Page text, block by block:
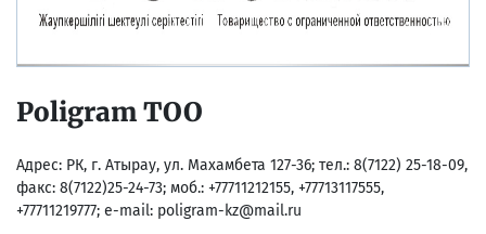
Poligram ТОО
Адрес: РК, г. Атырау, ул. Махамбета 127-36; тел.: 8(7122) 25-18-09,
факс: 8(7122)25-24-73; моб.: +77711212155, +77713117555,
+77711219777; e-mail: poligram-kz@mail.ru